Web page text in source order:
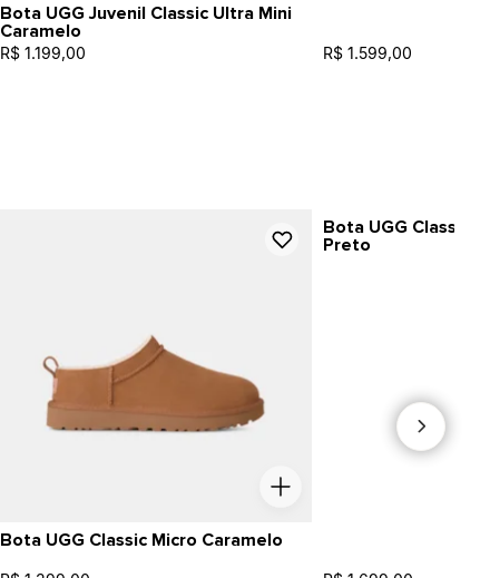
Bota UGG Juvenil Classic Ultra Mini
Caramelo
R$ 1.199,00 R$ 1.599,00
Bota UGG Classic Micro Caramelo
Bota UGG Classic
Preto